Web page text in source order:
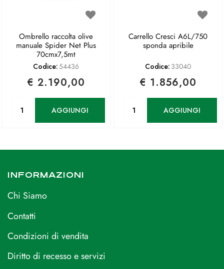
Ombrello raccolta olive
manuale Spider Net Plus
70cmx7,5mt
Codice:54436
€ 2.190,00
AGGIUNGI
Carrello Cresci A6L/750
sponda apribile
Codice: 33040
€ 1.856,00
AGGIUNGI
INFORMAZIONI
Chi Siamo
Contatti
Condizioni di vendita
Diritto di recesso e servizi